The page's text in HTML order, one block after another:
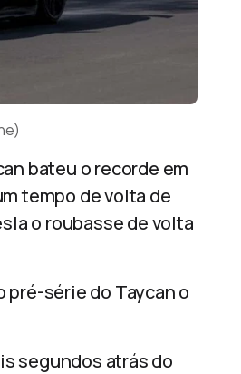
bateu o recorde em
tempo de volta de
o roubasse de volta
pré-série do Taycan o
segundos atrás do